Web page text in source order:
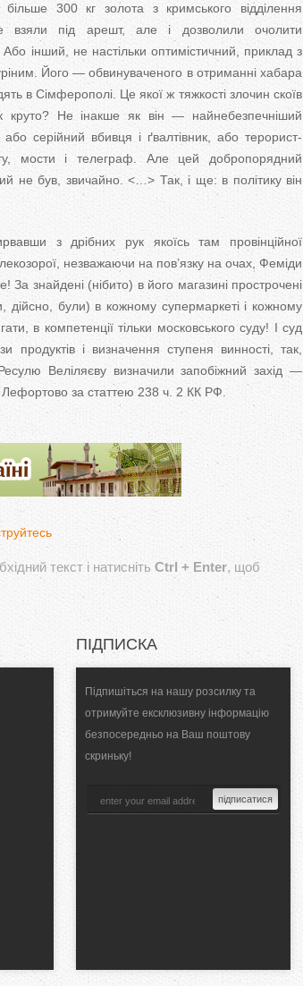
300 кг золота з кримського відділення
під арешт, але і дозволили очолити
інший, не настільки оптимістичний, приклад з
Його — обвинуваченого в отриманні хабара
в Сімферополі. Це якої ж тяжкості злочин скоїв
Не інакше як він — найнебезпечніший
серійний вбивця і ґвалтівник, або терорист-
мости і телеграф. Але цей добропорядний
не був, звичайно. <…> Так, і ще: в політику він
з дрібних рук якоїсь там провінційної
незважаючи на пов’язку на очах, Феміди
знайдені (нібито) в його магазині прострочені
дійсно, були) в кожному супермаркеті і кожному
в компетенції тільки московського суду! І суд
продуктів і визначення ступеня винності, так,
Веліляєву визначили запобіжний захід —
Лефортово за статтею 238 ч. 2 КК РФ.
текст і натисніть Ctrl + Enter, щоб
ПІДПИСКА
Підпишіться на нашу розсилку та
отримуйте ексклюзивну інформацію
безпосередньо на Ваш поштову
скриньку!